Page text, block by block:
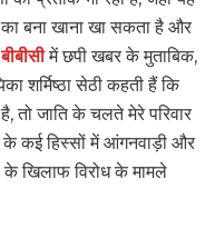
बना खाना खा सकता है और
बीबीसी में छपी खबर के मुताबिक,
शर्मिष्ठा सेठी कहती हैं कि
तो जाति के चलते मेरे परिवार
के कई हिस्सों में आंगनवाड़ी और
के खिलाफ विरोध के मामले